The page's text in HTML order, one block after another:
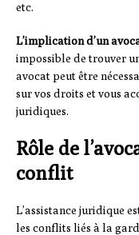
etc.
L’implication d’un
impossible de trouver
avocat peut être
sur vos droits et vous
juridiques.
Rôle de
conflit
L’assistance juridique
les conflits liés à la